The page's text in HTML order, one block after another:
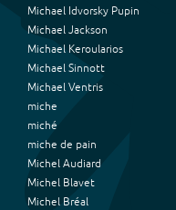
Michael Idvorsky Pupin
Michael Jackson
Michael Keroularios
Michael Sinnott
Michael Ventris
miche
miché
miche de pain
Michel Audiard
Michel Blavet
Michel Bréal